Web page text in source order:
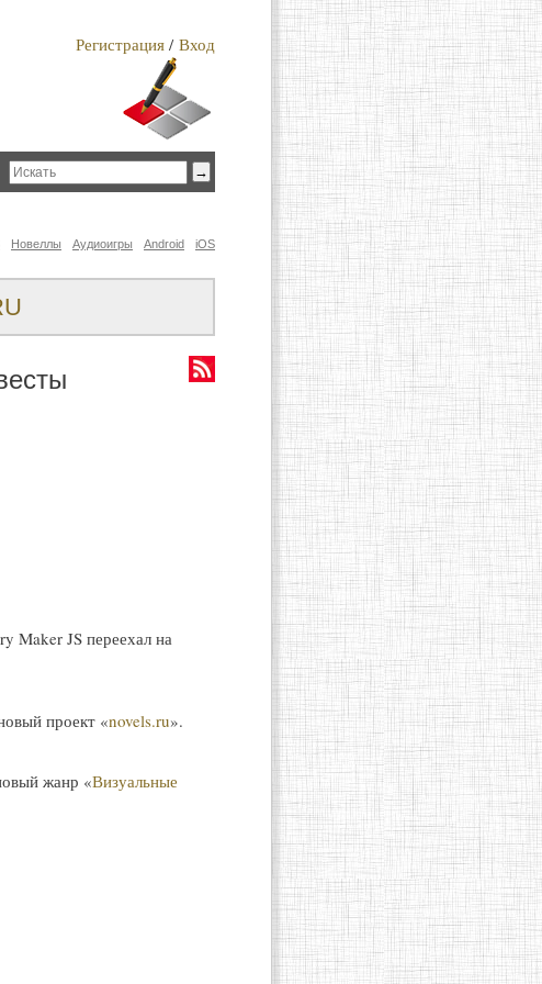
Регистрация / Вход
iOS
Android
Аудиоигры
Новеллы
Maker JS переехал на
проект «novels.ru».
жанр «Визуальные